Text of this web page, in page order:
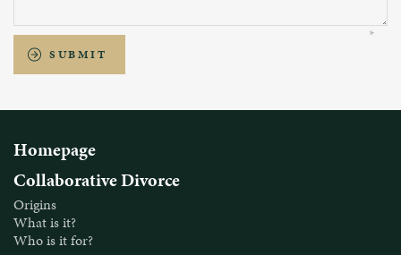
SUBMIT
Homepage
Collaborative Divorce
Origins
What is it?
Who is it for?